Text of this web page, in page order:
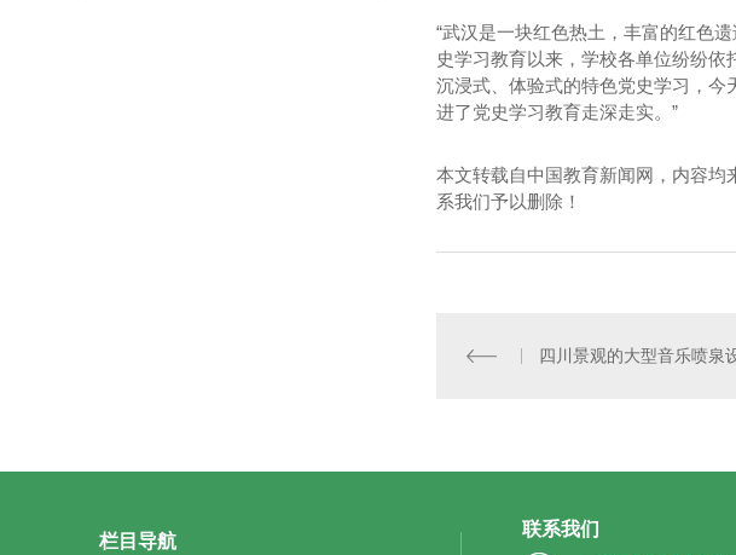
“武汉是一块红色热土，丰富的红色
史学习教育以来，学校各单位纷纷
沉浸式、体验式的特色党史学习，
进了党史学习教育走深走实。”
本文转载自中国教育新闻网，内容
系我们予以删除！
四川景观的大型音乐喷泉
栏目导航
联系我们